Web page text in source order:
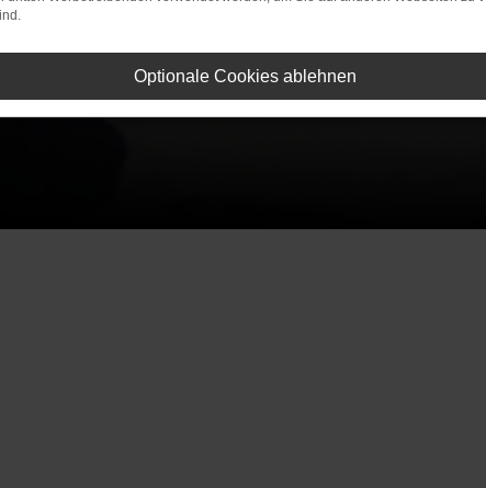
Optionale Cookies ablehnen